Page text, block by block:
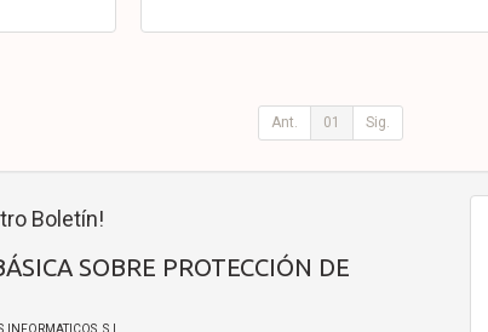
Ant. 01 Sig.
Boletín!
SOBRE PROTECCIÓN DE
INFORMATICOS, S.L.